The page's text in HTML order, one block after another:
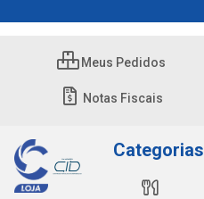
Meus Pedidos
Notas Fiscais
Categorias